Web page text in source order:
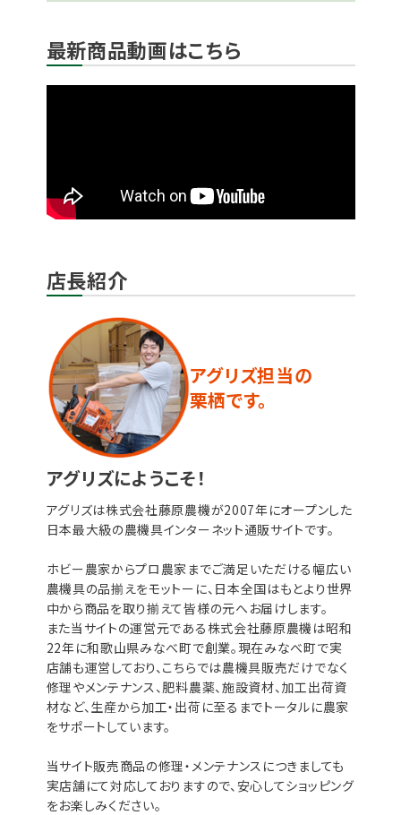
最新商品動画はこちら
店長紹介
アグリズ担当の
栗栖です。
アグリズにようこそ！
アグリズは株式会社藤原農機が2007年にオープンした
日本最大級の農機具インターネット通販サイトです。
ホビー農家からプロ農家までご満足いただける幅広い
農機具の品揃えをモットーに、日本全国はもとより世界
中から商品を取り揃えて皆様の元へお届けします。
また当サイトの運営元である株式会社藤原農機は昭和
22年に和歌山県みなべ町で創業。現在みなべ町で実
店舗も運営しており、こちらでは農機具販売だけでなく
修理やメンテナンス、肥料農薬、施設資材、加工出荷資
材など、生産から加工・出荷に至るまでトータルに農家
をサポートしています。
当サイト販売商品の修理・メンテナンスにつきましても
実店舗にて対応しておりますので、安心してショッピング
をお楽しみください。